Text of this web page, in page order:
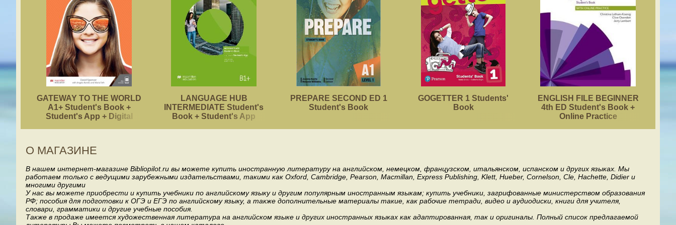
GATEWAY TO THE WORLD
A1+ Student's Book +
Student's App + Digital
LANGUAGE HUB
INTERMEDIATE Student's
Book + Student's App
PREPARE SECOND ED 1
Student's Book
GOGETTER 1 Students'
Book
ENGLISH FILE BEGINNER
4th ED Student's Book +
Online Practice
О МАГАЗИНЕ
В нашем интернет-магазине Bibliopilot.ru вы можете купить иностранную литературу на английском, немецком, французском, итальянском, испанском и других языках. Мы
работаем только с ведущими зарубежными издательствами, такими как Oxford, Cambridge, Pearson, Macmillan, Express Publishing, Klett, Hueber, Cornelson, Cle, Hachette, Didier и
многими другими
У нас вы можете приобрести и купить учебники по английскому языку и другим популярным иностранным языкам; купить учебники, загрифованные министерством образования
РФ; пособия для подготовки к ОГЭ и ЕГЭ по английскому языку, а также дополнительные материалы такие, как рабочие тетради, видео и аудиодиски, книги для учителя,
словари, грамматики и другие учебные пособия.
Также в продаже имеется художественная литература на английском языке и других иностранных языках как адаптированная, так и оригиналы. Полный список предлагаемой